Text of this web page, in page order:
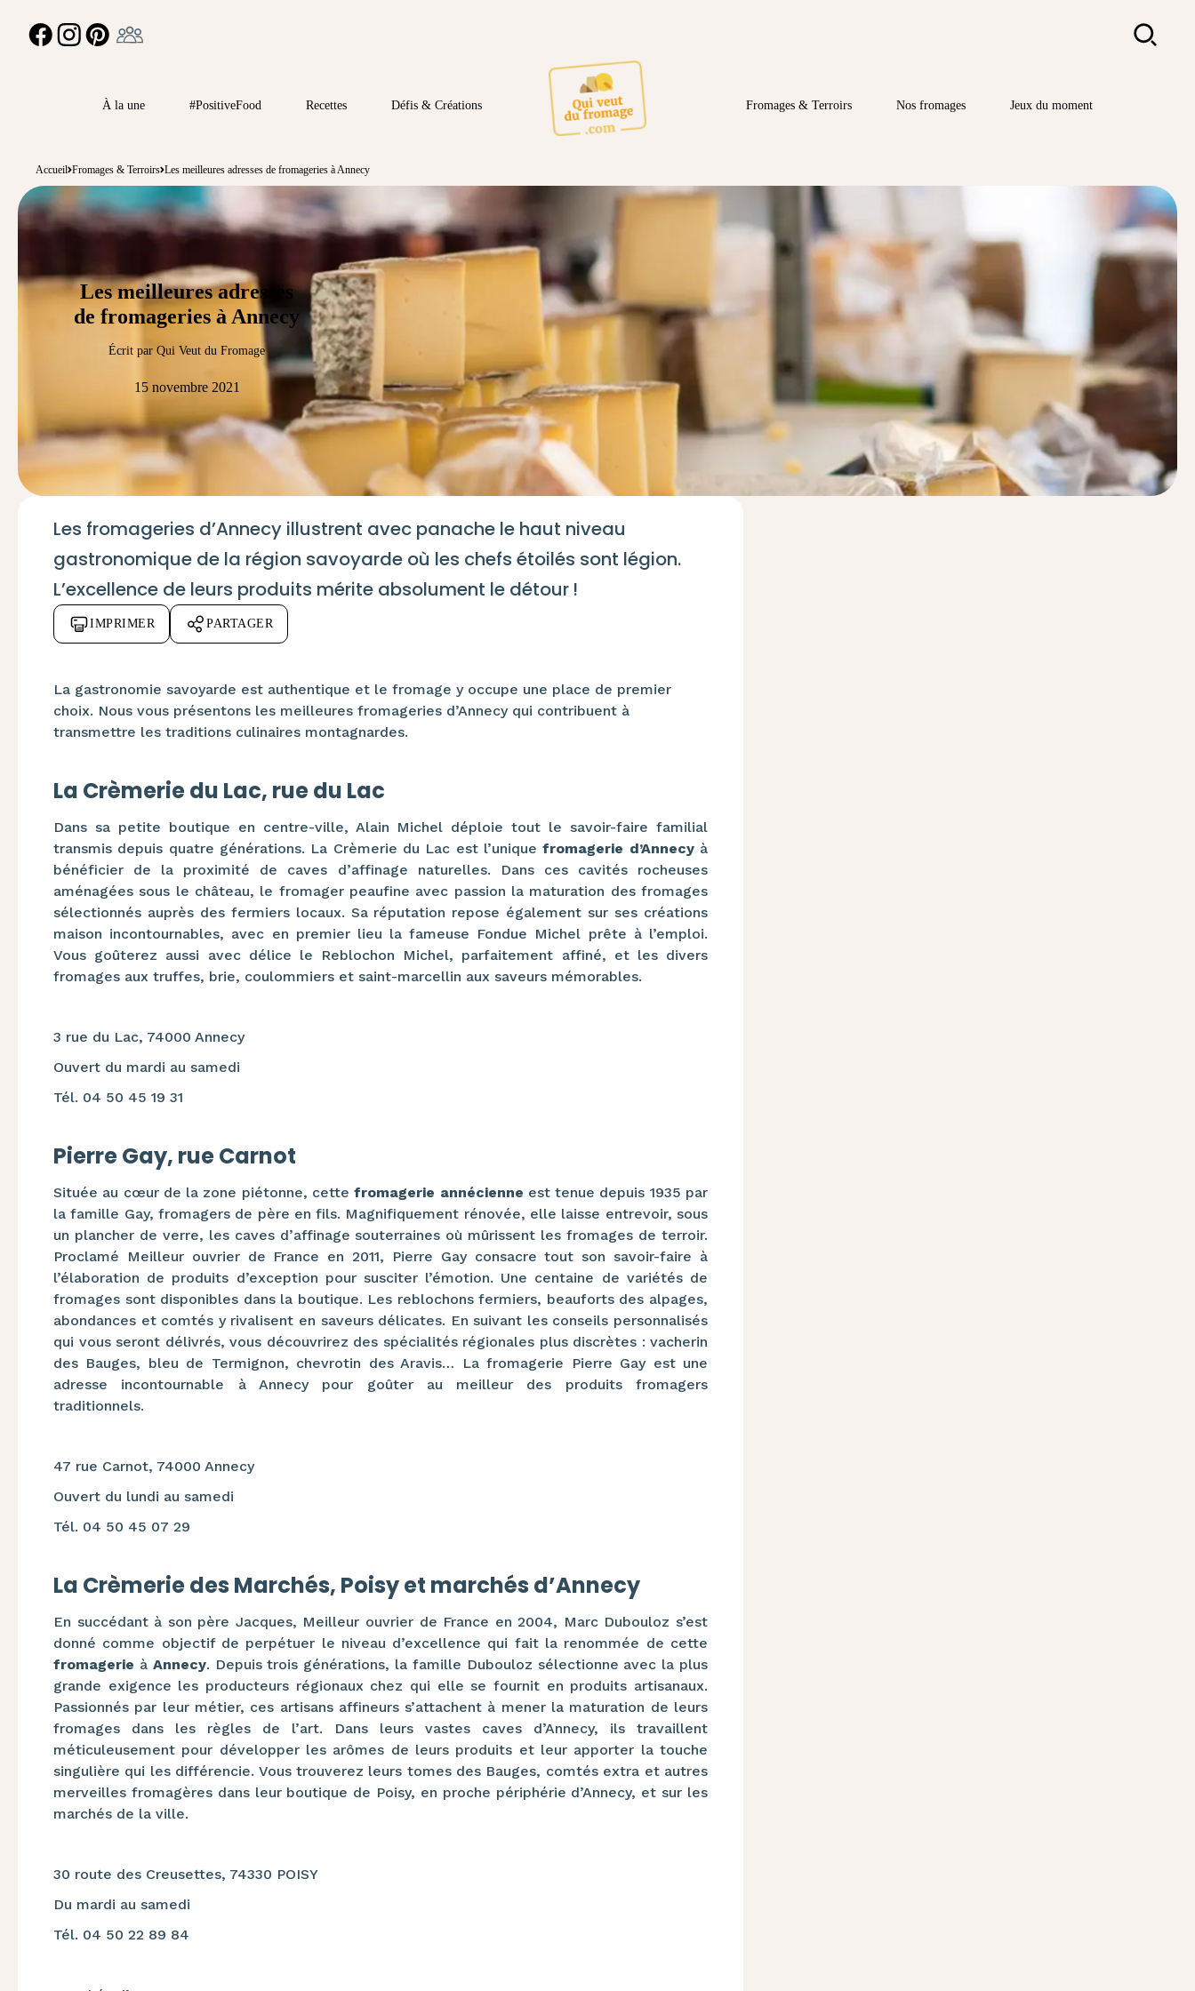
FACEBOOKINSTAGRAMPINTEREST Rechercher
À la une #PositiveFood Recettes Défis & Créations Fromages & Terroirs Nos fromages Jeux du moment
Accueil Fromages & Terroirs Les meilleures adresses de fromageries à Annecy
Les meilleures adresses
de fromageries à Annecy
Écrit par Qui Veut du Fromage
15 novembre 2021
Les fromageries d’Annecy illustrent avec panache le haut niveau
gastronomique de la région savoyarde où les chefs étoilés sont légion.
L’excellence de leurs produits mérite absolument le détour !
IMPRIMER PARTAGER
La gastronomie savoyarde est authentique et le fromage y occupe une place de premier
choix. Nous vous présentons les meilleures fromageries d’Annecy qui contribuent à
transmettre les traditions culinaires montagnardes.
La Crèmerie du Lac, rue du Lac
Dans sa petite boutique en centre-ville, Alain Michel déploie tout le savoir-faire familial
transmis depuis quatre générations. La Crèmerie du Lac est l’uniquefromagerie d’Annecyà
bénéficier de la proximité de caves d’affinage naturelles. Dans ces cavités rocheuses
aménagées sous le château, le fromager peaufine avec passion la maturation des fromages
sélectionnés auprès des fermiers locaux. Sa réputation repose également sur ses créations
maison incontournables, avec en premier lieu la fameuse Fondue Michel prête à l’emploi.
Vous goûterez aussi avec délice le Reblochon Michel, parfaitement affiné, et les divers
fromages aux truffes, brie, coulommiers et saint-marcellin aux saveurs mémorables.
3 rue du Lac, 74000 Annecy
Ouvert du mardi au samedi
Tél. 04 50 45 19 31
Pierre Gay, rue Carnot
Située au cœur de la zone piétonne, cettefromagerie annécienne est tenue depuis 1935 par
la famille Gay, fromagers de père en fils. Magnifiquement rénovée, elle laisse entrevoir, sous
un plancher de verre, les caves d’affinage souterraines où mûrissent les fromages de terroir.
Proclamé Meilleur ouvrier de France en 2011, Pierre Gay consacre tout son savoir-faire à
l’élaboration de produits d’exception pour susciter l’émotion. Une centaine de variétés de
fromages sont disponibles dans la boutique. Les reblochons fermiers, beauforts des alpages,
abondances et comtés y rivalisent en saveurs délicates. En suivant les conseils personnalisés
qui vous seront délivrés, vous découvrirez des spécialités régionales plus discrètes : vacherin
des Bauges, bleu de Termignon, chevrotin des Aravis… La fromagerie Pierre Gay est une
adresse incontournable à Annecy pour goûter au meilleur des produits fromagers
traditionnels.
47 rue Carnot, 74000 Annecy
Ouvert du lundi au samedi
Tél. 04 50 45 07 29
La Crèmerie des Marchés, Poisy et marchés d’Annecy
En succédant à son père Jacques, Meilleur ouvrier de France en 2004, Marc Dubouloz s’est
donné comme objectif de perpétuer le niveau d’excellence qui fait la renommée de cette
fromagerie à Annecy. Depuis trois générations, la famille Dubouloz sélectionne avec la plus
grande exigence les producteurs régionaux chez qui elle se fournit en produits artisanaux.
Passionnés par leur métier, ces artisans affineurs s’attachent à mener la maturation de leurs
fromages dans les règles de l’art. Dans leurs vastes caves d’Annecy, ils travaillent
méticuleusement pour développer les arômes de leurs produits et leur apporter la touche
singulière qui les différencie. Vous trouverez leurs tomes des Bauges, comtés extra et autres
merveilles fromagères dans leur boutique de Poisy, en proche périphérie d’Annecy, et sur les
marchés de la ville.
30 route des Creusettes, 74330 POISY
Du mardi au samedi
Tél. 04 50 22 89 84